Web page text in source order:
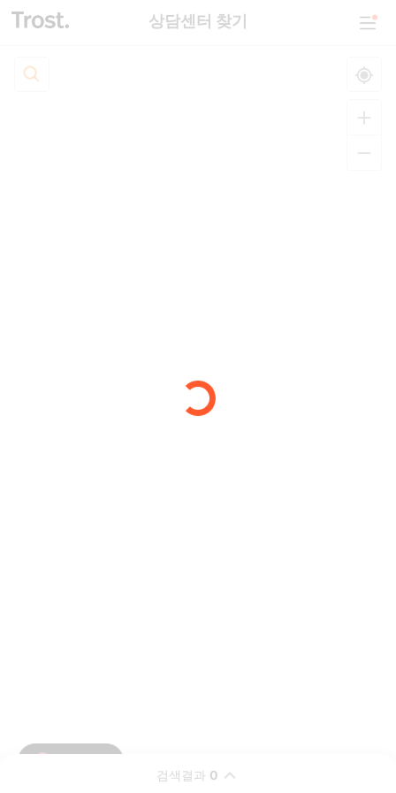
상담센터 찾기
검색결과 0